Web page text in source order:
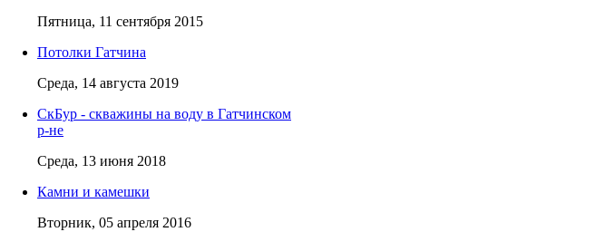
Пятница, 11 сентября 2015
Потолки Гатчина
Среда, 14 августа 2019
СкБур - скважины на воду в Гатчинском
р-не
Среда, 13 июня 2018
Камни и камешки
Вторник, 05 апреля 2016